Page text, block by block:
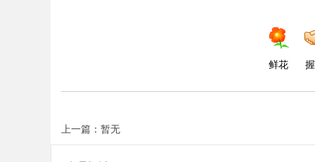
鲜花
上一篇：暂无